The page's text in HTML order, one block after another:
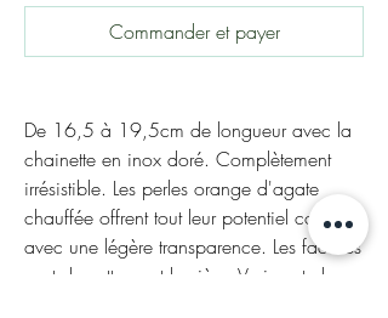
Commander et payer
De 16,5 à 19,5cm de longueur avec la
chainette en inox doré. Complètement
irrésistible. Les perles orange d'agate
chauffée offrent tout leur potentiel coloré
avec une légère transparence. Les facettes
sont des attrapent lumière. Vraiment chou